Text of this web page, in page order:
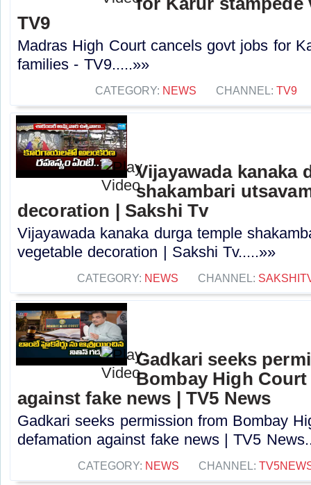
TV9
Madras High Court cancels govt jobs for
families - TV9.....»»
CATEGORY: NEWS CHANNEL: TV9
Vijayawada kanaka
shakambari
decoration | Sakshi Tv
Vijayawada kanaka durga temple
vegetable decoration | Sakshi Tv.....»»
CATEGORY: NEWS CHANNEL:
Gadkari seeks
Bombay High
against fake news | TV5 News
Gadkari seeks permission from Bombay
defamation against fake news | TV5
CATEGORY: NEWS CHANNEL: